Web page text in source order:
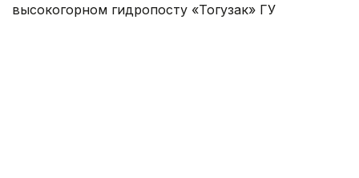
высокогорном гидропосту «Тогузак» ГУ